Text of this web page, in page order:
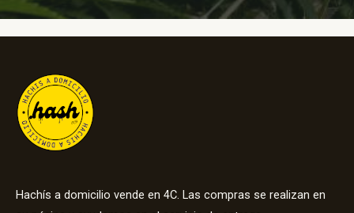
Hachís a domicilio vende en 4C. Las compras se realizan en